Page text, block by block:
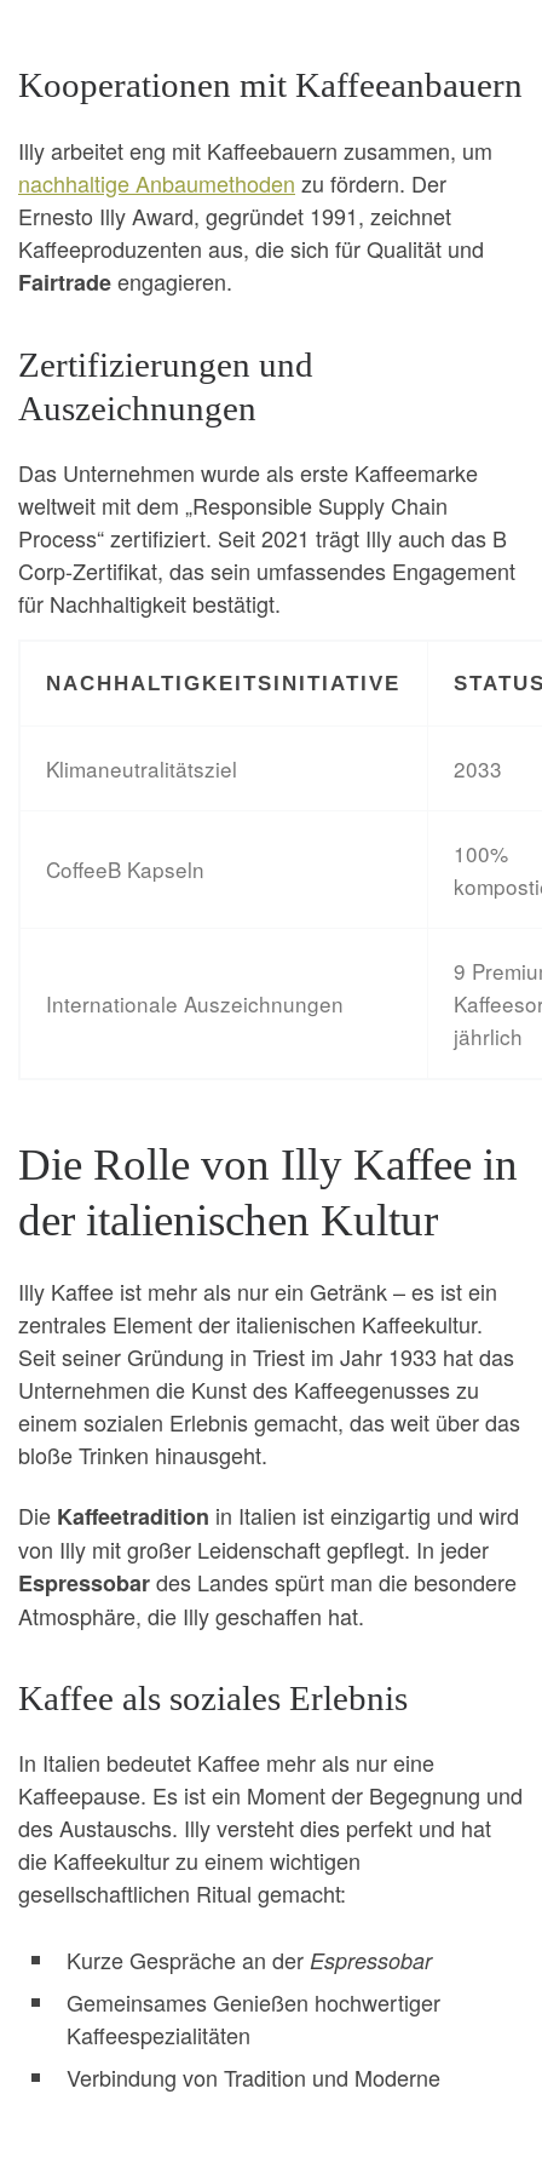
Kooperationen mit Kaffeeanbauern
Illy arbeitet eng mit Kaffeebauern zusammen, um
nachhaltige Anbaumethoden zu fördern. Der
Ernesto Illy Award, gegründet 1991, zeichnet
Kaffeeproduzenten aus, die sich für Qualität und
Fairtradeengagieren.
Zertifizierungen und
Auszeichnungen
Das Unternehmen wurde als erste Kaffeemarke
weltweit mit dem „Responsible Supply Chain
Process“ zertifiziert. Seit 2021 trägt Illy auch das B
Corp-Zertifikat, das sein umfassendes Engagement
für Nachhaltigkeit bestätigt.
NACHHALTIGKEITSINITIATIVE
Klimaneutralitätsziel 2033
CoffeeB Kapseln
100%
Internationale Auszeichnungen
9
jährlich
Die Rolle von Illy Kaffee in
der italienischen Kultur
Illy Kaffee ist mehr als nur ein Getränk – es ist ein
zentrales Element der italienischen Kaffeekultur.
Seit seiner Gründung in Triest im Jahr 1933 hat das
Unternehmen die Kunst des Kaffeegenusses zu
einem sozialen Erlebnis gemacht, das weit über das
bloße Trinken hinausgeht.
Die Kaffeetradition in Italien ist einzigartig und wird
von Illy mit großer Leidenschaft gepflegt. In jeder
Espressobardes Landes spürt man die besondere
Atmosphäre, die Illy geschaffen hat.
Kaffee als soziales Erlebnis
In Italien bedeutet Kaffee mehr als nur eine
Kaffeepause. Es ist ein Moment der Begegnung und
des Austauschs. Illy versteht dies perfekt und hat
die Kaffeekultur zu einem wichtigen
gesellschaftlichen Ritual gemacht:
Kurze Gespräche an der Espressobar
Gemeinsames Genießen hochwertiger
Kaffeespezialitäten
Verbindung von Tradition und Moderne